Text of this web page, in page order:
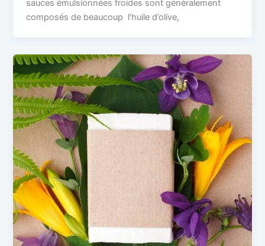
sauces émulsionnées froides sont généralement
composés de beaucoup l’huile d’olive,